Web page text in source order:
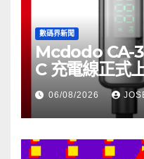
數碼界新聞
Mcdodo CA-
C 充電線正式
06/08/2026